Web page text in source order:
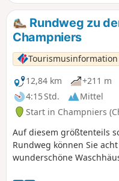
Rundweg zu
Champniers
Tourismusinformation
12,84 km
+211 m
4:15 Std.
Mittel
Start in Champniers
Auf diesem größtenteils
Rundweg können Sie acht
wunderschöne